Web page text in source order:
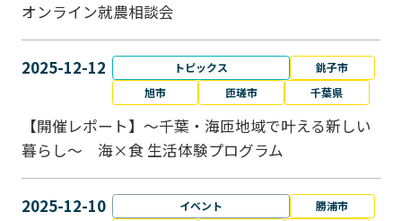
オンライン就農相談会
2025-12-12 トピックス
銚子市
旭市
匝瑳市 千葉県
【開催レポート】～千葉・海匝地域で叶える新しい
暮らし～ 海×食 生活体験プログラム
2025-12-10 イベント
勝浦市